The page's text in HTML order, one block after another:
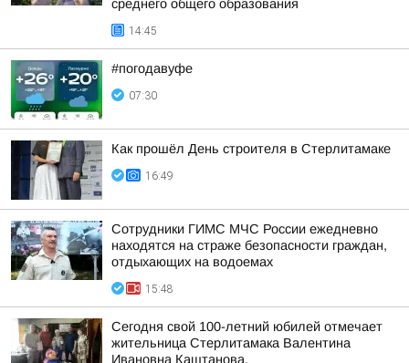
среднего общего образования
14:45
#погодавуфе
07:30
Как прошёл День строителя в Стерлитамаке
16:49
Сотрудники ГИМС МЧС России ежедневно
находятся на страже безопасности граждан,
отдыхающих на водоемах
15:48
Сегодня свой 100-летний юбилей отмечает
жительница Стерлитамака Валентина
Ивановна Каштанова.